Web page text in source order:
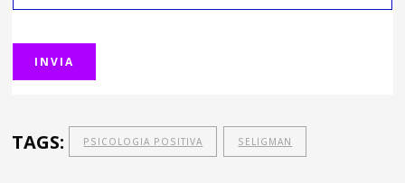
TAGS: PSICOLOGIA POSITIVA SELIGMAN